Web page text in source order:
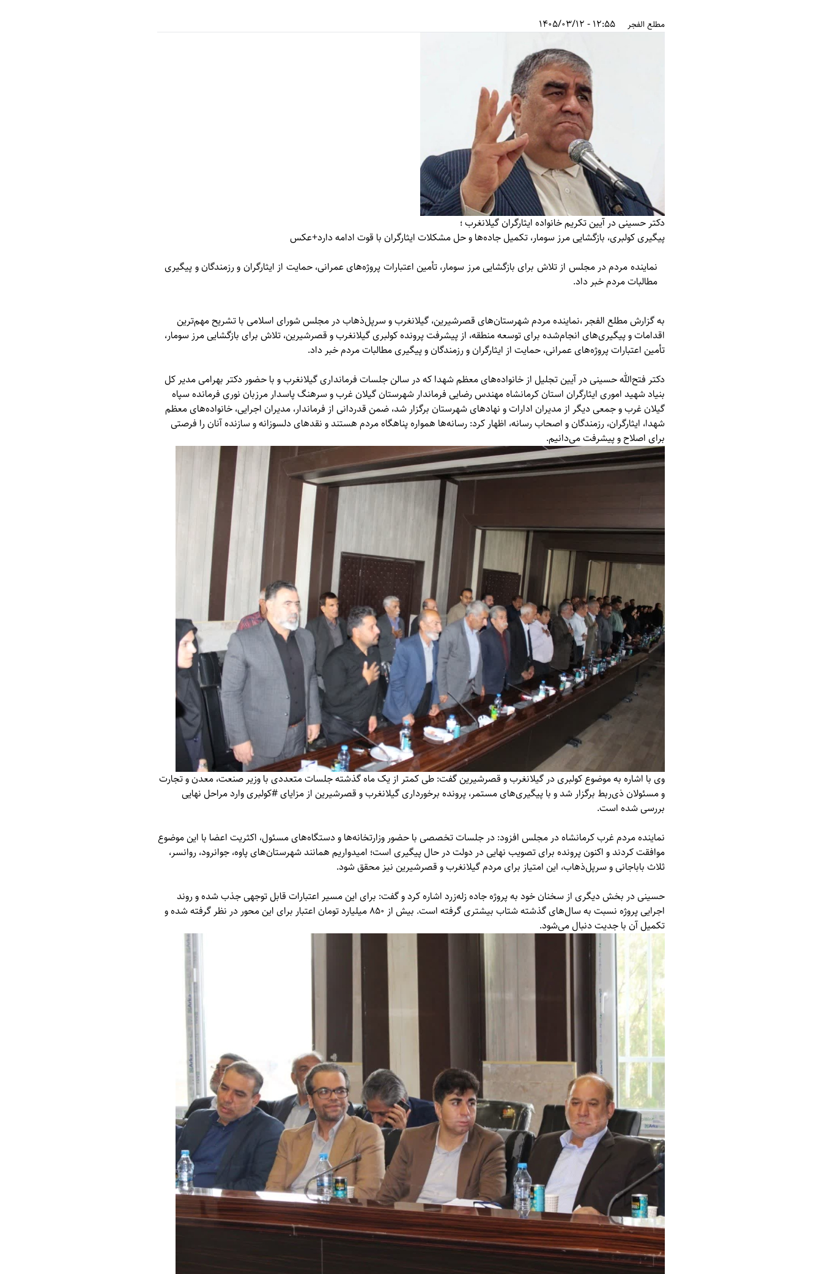
مطلع الفجر 12:55 - 1405/03/12
دکتر حسینی در آیین تکریم خانواده ایثارگران گیلانغرب ؛
پیگیری کولبری، بازگشایی مرز سومار، تکمیل جاده‌ها و حل مشکلات ایثارگران با قوت ادامه دارد+عکس
نماینده مردم در مجلس از تلاش برای بازگشایی مرز سومار، تأمین اعتبارات پروژه‌های عمرانی، حمایت از ایثارگران و رزمندگان و پیگیری
مطالبات مردم خبر داد.
به گزارشمطلع الفجر ،نماینده مردم شهرستان‌های قصرشیرین، گیلانغرب و سرپل‌ذهاب در مجلس شورای اسلامی با تشریح مهم‌ترین
اقدامات و پیگیری‌های انجام‌شده برای توسعه منطقه، از پیشرفت پرونده کولبری گیلانغرب و قصرشیرین، تلاش برای بازگشایی مرز سومار،
تأمین اعتبارات پروژه‌های عمرانی، حمایت از ایثارگران و رزمندگان و پیگیری مطالبات مردم خبر داد.
دکتر فتح‌الله حسینی در آیین تجلیل از خانواده‌های معظم شهدا که در سالن جلسات فرمانداری گیلانغرب و با حضور دکتر بهرامی مدیر کل
بنیاد شهید اموری ایثارگران استان کرمانشاه مهندس رضایی فرماندار شهرستان گیلان غرب و سرهنگ پاسدار مرزبان نوری فرمانده سپاه
گیلان غرب و جمعی دیگر از مدیران ادارات و نهادهای شهرستان برگزار شد، ضمن قدردانی از فرماندار، مدیران اجرایی، خانواده‌های معظم
شهدا، ایثارگران، رزمندگان و اصحاب رسانه، اظهار کرد: رسانه‌ها همواره پناهگاه مردم هستند و نقدهای دلسوزانه و سازنده آنان را فرصتی
برای اصلاح و پیشرفت می‌دانیم.
وی با اشاره به موضوع کولبری در گیلانغرب و قصرشیرین گفت: طی کمتر از یک ماه گذشته جلسات متعددی با وزیر صنعت، معدن و تجارت
و مسئولان ذی‌ربط برگزار شد و با پیگیری‌های مستمر، پرونده برخورداری گیلانغرب و قصرشیرین از مزایای #کولبری وارد مراحل نهایی
بررسی شده است.
نماینده مردم غرب کرمانشاه در مجلس افزود: در جلسات تخصصی با حضور وزارتخانه‌ها و دستگاه‌های مسئول، اکثریت اعضا با این موضوع
موافقت کردند و اکنون پرونده برای تصویب نهایی در دولت در حال پیگیری است؛ امیدواریم همانند شهرستان‌های پاوه، جوانرود، روانسر،
ثلاث باباجانی و سرپل‌ذهاب، این امتیاز برای مردم گیلانغرب و قصرشیرین نیز محقق شود.
حسینی در بخش دیگری از سخنان خود به پروژه جاده زله‌زرد اشاره کرد و گفت: برای این مسیر اعتبارات قابل توجهی جذب شده و روند
اجرایی پروژه نسبت به سال‌های گذشته شتاب بیشتری گرفته است. بیش از ۸۵۰ میلیارد تومان اعتبار برای این محور در نظر گرفته شده و
تکمیل آن با جدیت دنبال می‌شود.